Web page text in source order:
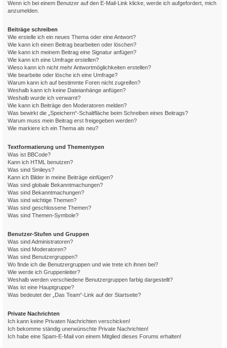
Wenn ich bei einem Benutzer auf den E-Mail-Link klicke, werde ich aufgefordert, mich
anzumelden.
Beiträge schreiben
Wie erstelle ich ein neues Thema oder eine Antwort?
Wie kann ich einen Beitrag bearbeiten oder löschen?
Wie kann ich meinem Beitrag eine Signatur anfügen?
Wie kann ich eine Umfrage erstellen?
Wieso kann ich nicht mehr Antwortmöglichkeiten erstellen?
Wie bearbeite oder lösche ich eine Umfrage?
Warum kann ich auf bestimmte Foren nicht zugreifen?
Weshalb kann ich keine Dateianhänge anfügen?
Weshalb wurde ich verwarnt?
Wie kann ich Beiträge den Moderatoren melden?
Was bewirkt die „Speichern“-Schaltfläche beim Schreiben eines Beitrags?
Warum muss mein Beitrag erst freigegeben werden?
Wie markiere ich ein Thema als neu?
Textformatierung und Thementypen
Was ist BBCode?
Kann ich HTML benutzen?
Was sind Smileys?
Kann ich Bilder in meine Beiträge einfügen?
Was sind globale Bekanntmachungen?
Was sind Bekanntmachungen?
Was sind wichtige Themen?
Was sind geschlossene Themen?
Was sind Themen-Symbole?
Benutzer-Stufen und Gruppen
Was sind Administratoren?
Was sind Moderatoren?
Was sind Benutzergruppen?
Wo finde ich die Benutzergruppen und wie trete ich ihnen bei?
Wie werde ich Gruppenleiter?
Weshalb werden verschiedene Benutzergruppen farbig dargestellt?
Was ist eine Hauptgruppe?
Was bedeutet der „Das Team“-Link auf der Startseite?
Private Nachrichten
Ich kann keine Privaten Nachrichten verschicken!
Ich bekomme ständig unerwünschte Private Nachrichten!
Ich habe eine Spam-E-Mail von einem Mitglied dieses Forums erhalten!